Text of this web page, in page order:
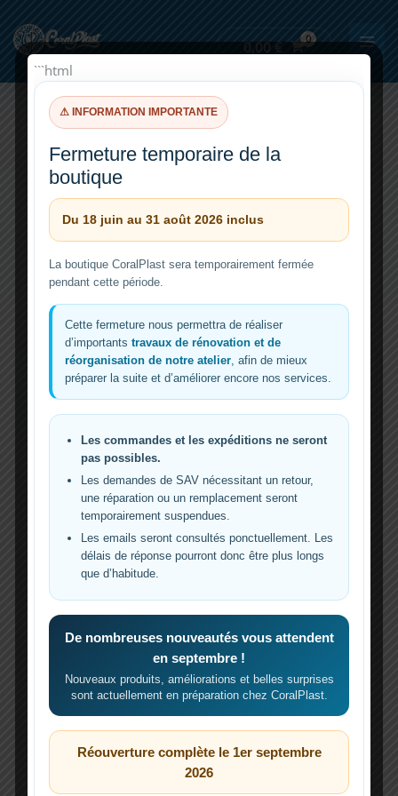
contenu
0,00 €
st
Traitement probiotique de
nécroses coralliennes
Une cause très fréquente de la perte de coraux
en aquarium résulte de nécroses tissulaires.
Ce phénomène est d’autant plus étudié depuis
que la maladie de la perte de tissu corallien
(SCTLD) s’est propagée dans les récifs
coralliens de la Floride et des grandes
Caraïbes. Une approche récente pour
contrecarrer son développement consiste à
exploiter […]
L’articleTraitement probiotique de nécroses
est apparu en premier sur
Reeflexions.
probiotique
de
```html
⚠ INFORMATION IMPORTANTE
Fermeture temporaire de la
boutique
Du 18 juin au 31 août 2026 inclus
La boutique CoralPlast sera temporairement fermée
pendant cette période.
Cette fermeture nous permettra de réaliser
d’importants travaux de rénovation et de
réorganisation de notre atelier, afin de mieux
préparer la suite et d’améliorer encore nos services.
Les commandes et les expéditions ne seront
pas possibles.
Les demandes de SAV nécessitant un retour,
une réparation ou un remplacement seront
temporairement suspendues.
Les emails seront consultés ponctuellement. Les
délais de réponse pourront donc être plus longs
que d’habitude.
De nombreuses nouveautés vous attendent
en septembre !
Nouveaux produits, améliorations et belles surprises
sont actuellement en préparation chez CoralPlast.
Réouverture complète le 1er septembre
2026